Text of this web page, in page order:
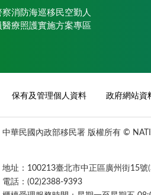
察消防海巡移民空勤人
醫療照護實施方案專區
保有及管理個人資料 政府網站資
中華民國內政部移民署 版權所有 ©
地址：100213臺北市中正區廣州街15號
電話：(02)2388-9393